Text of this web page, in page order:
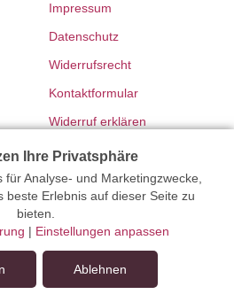
Impressum
Datenschutz
Widerrufsrecht
Kontaktformular
Widerruf erklären
Batteriegesetzhinweise
Richtlinien für Werbung
seit 2012 | Erstellt mit
peleides.io
Ihre Privatsphäre
Analyse- und Marketingzwecke,
beste Erlebnis auf dieser Seite zu
bieten.
| Einstellungen anpassen
Ablehnen